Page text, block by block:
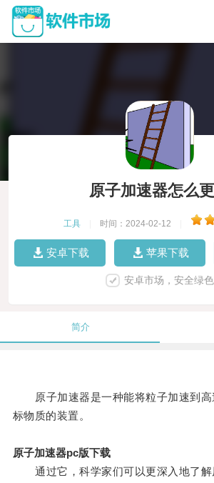
原子加速器怎么
工具 时间：2024-02-12
安卓下载 苹果下载
安卓市场，安全绿色
简介
原子加速器是一种能将粒子加速到高
标物质的装置。
原子加速器pc版下载
通过它，科学家们可以更深入地了解